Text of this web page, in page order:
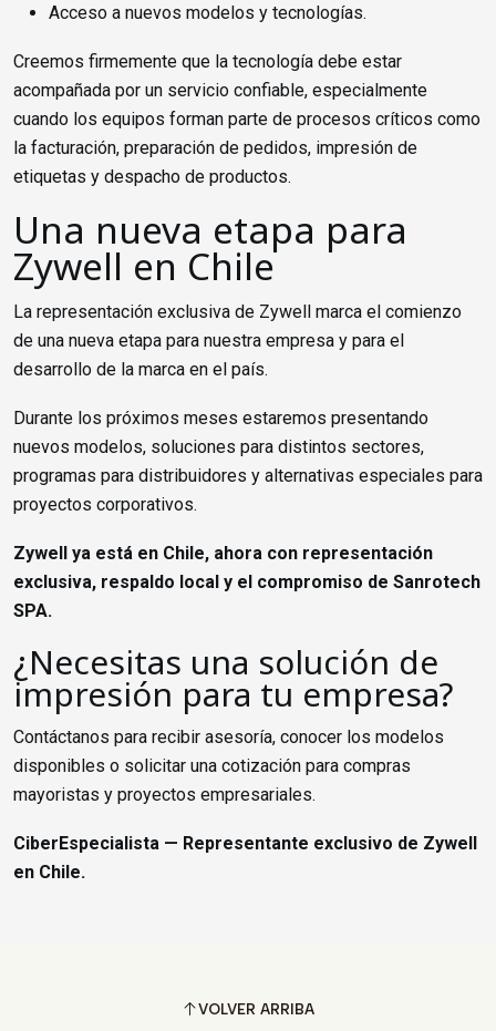
Acceso a nuevos modelos y tecnologías.
Creemos firmemente que la tecnología debe estar
acompañada por un servicio confiable, especialmente
cuando los equipos forman parte de procesos críticos como
la facturación, preparación de pedidos, impresión de
etiquetas y despacho de productos.
Una nueva etapa para
Zywell en Chile
La representación exclusiva de Zywell marca el comienzo
de una nueva etapa para nuestra empresa y para el
desarrollo de la marca en el país.
Durante los próximos meses estaremos presentando
nuevos modelos, soluciones para distintos sectores,
programas para distribuidores y alternativas especiales para
proyectos corporativos.
Zywell ya está en Chile, ahora con representación
exclusiva, respaldo local y el compromiso de Sanrotech
SPA.
¿Necesitas una solución de
impresión para tu empresa?
Contáctanos para recibir asesoría, conocer los modelos
disponibles o solicitar una cotización para compras
mayoristas y proyectos empresariales.
CiberEspecialista — Representante exclusivo de Zywell
en Chile.
VOLVER ARRIBA